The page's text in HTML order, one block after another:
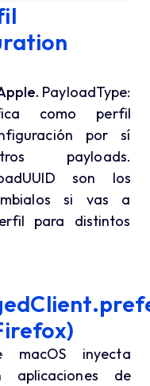
PayloadType:
como perfil
por sí
payloads.
son los
si vas a
para distintos
inyecta
aplicaciones de